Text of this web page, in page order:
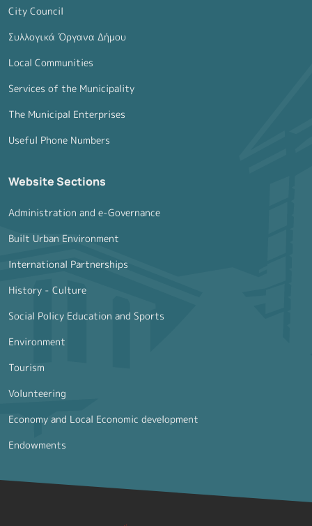
City Council
Συλλογικά Όργανα Δήμου
Local Communities
Services of the Municipality
The Municipal Enterprises
Useful Phone Numbers
Website Sections
Administration and e-Governance
Built Urban Environment
International Partnerships
History - Culture
Social Policy Education and Sports
Environment
Tourism
Volunteering
Economy and Local Economic development
Endowments